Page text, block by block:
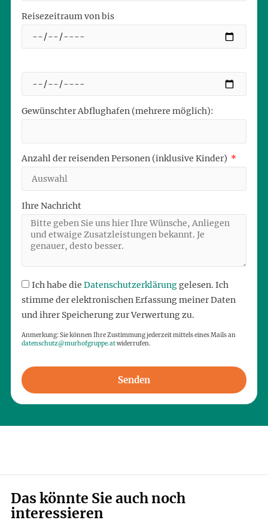
Reisezeitraum von bis
Gewünschter Abflughafen (mehrere möglich):
Anzahl der reisenden Personen (inklusive Kinder)
Ihre Nachricht
Ich habe die Datenschutzerklärung gelesen. Ich
stimme der elektronischen Erfassung meiner Daten
und ihrer Speicherung zur Verwertung zu.
Anmerkung: Sie können Ihre Zustimmung jederzeit mittels eines Mails an
datenschutz@murhofgruppe.atwiderrufen.
Senden
Das könnte Sie auch noch
interessieren